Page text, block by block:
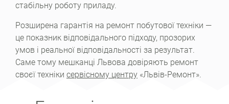
стабільну роботу приладу.
Розширена гарантія на ремонт побутової техніки —
це показник відповідального підходу, прозорих
умов і реальної відповідальності за результат.
Саме тому мешканці Львова довіряють ремонт
своєї техніки сервісному центру «Львів-Ремонт».